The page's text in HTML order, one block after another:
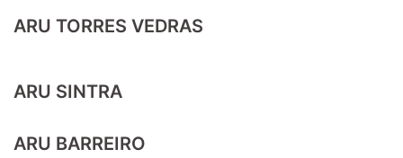
ARU TORRES VEDRAS
ARU SINTRA
ARU BARREIRO